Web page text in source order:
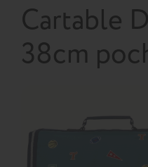
Cartable
38cm